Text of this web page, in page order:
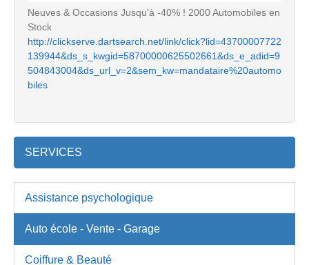
Neuves & Occasions Jusqu'à -40% ! 2000 Automobiles en
Stock
http://clickserve.dartsearch.net/link/click?lid=43700007722
139944&ds_s_kwgid=58700000625502661&ds_e_adid=9
504843004&ds_url_v=2&sem_kw=mandataire%20automo
biles
SERVICES
Assistance psychologique
Auto école - Vente - Garage
Coiffure & Beauté